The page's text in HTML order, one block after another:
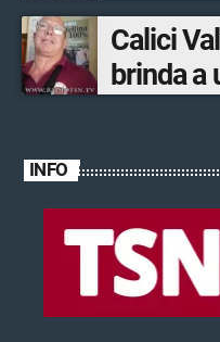
Calici
brinda a
INFO